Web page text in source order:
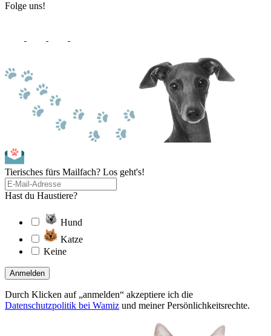
Folge uns!
Tierisches fürs Mailfach? Los geht's!
Hast du Haustiere?
Hund
Katze
Keine
Anmelden
Durch Klicken auf „anmelden“ akzeptiere ich die
Datenschutzpolitik bei Wamiz und meiner Persönlichkeitsrechte.